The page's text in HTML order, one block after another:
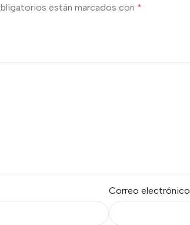
están marcados con *
Correo electrónico